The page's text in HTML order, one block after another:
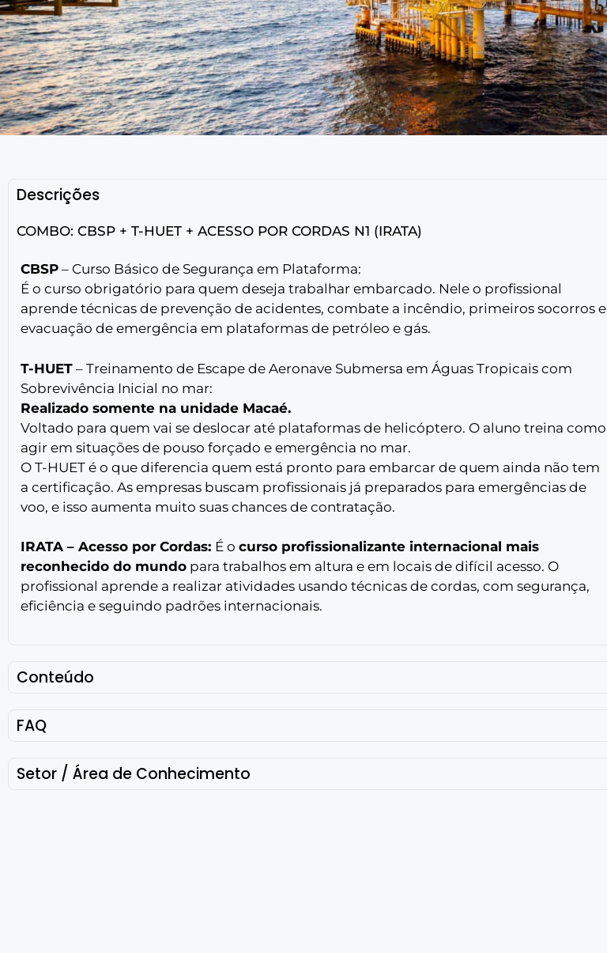
Descrições
COMBO: CBSP + T-HUET + ACESSO POR CORDAS N1 (IRATA)
CBSP – Curso Básico de Segurança em Plataforma:
É o curso obrigatório para quem deseja trabalhar embarcado. Nele o profissional
aprende técnicas de prevenção de acidentes, combate a incêndio, primeiros socorros e
evacuação de emergência em plataformas de petróleo e gás.
T-HUET – Treinamento de Escape de Aeronave Submersa em Águas Tropicais com
Sobrevivência Inicial no mar:
Realizado somente na unidade Macaé.
Voltado para quem vai se deslocar até plataformas de helicóptero. O aluno treina como
agir em situações de pouso forçado e emergência no mar.
O T-HUET é o que diferencia quem está pronto para embarcar de quem ainda não tem
a certificação. As empresas buscam profissionais já preparados para emergências de
voo, e isso aumenta muito suas chances de contratação.
IRATA – Acesso por Cordas: É o curso profissionalizante internacional mais
reconhecido do mundo para trabalhos em altura e em locais de difícil acesso. O
profissional aprende a realizar atividades usando técnicas de cordas, com segurança,
eficiência e seguindo padrões internacionais.
Conteúdo
FAQ
Setor / Área de Conhecimento